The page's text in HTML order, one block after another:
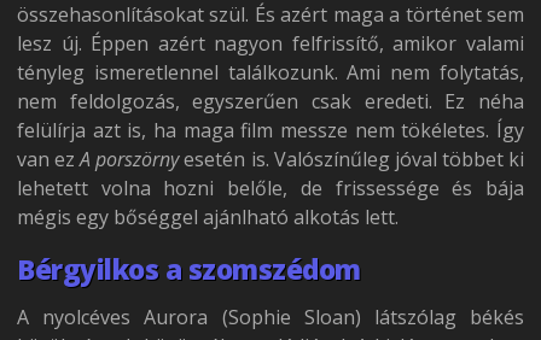
összehasonlításokat szül. És azért maga a történet sem
lesz új. Éppen azért nagyon felfrissítő, amikor valami
tényleg ismeretlennel találkozunk. Ami nem folytatás,
nem feldolgozás, egyszerűen csak eredeti. Ez néha
felülírja azt is, ha maga film messze nem tökéletes. Így
van ezA porszörnyesetén is. Valószínűleg jóval többet ki
lehetett volna hozni belőle, de frissessége és bája
mégis egy bőséggel ajánlható alkotás lett.
Bérgyilkos a szomszédom
A nyolcéves Aurora (Sophie Sloan) látszólag békés